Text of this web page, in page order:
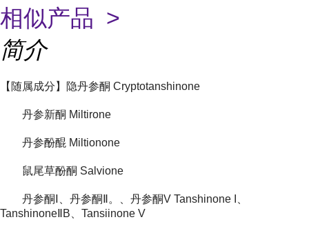
相似产品 >
简介
【随属成分】隐丹参酮 Cryptotanshinone
丹参新酮 Miltirone
丹参酚醌 Miltionone
鼠尾草酚酮 Salvione
丹参酮Ⅰ、丹参酮Ⅱ。、丹参酮V Tanshinone I、
TanshinoneⅡB、Tansiinone V